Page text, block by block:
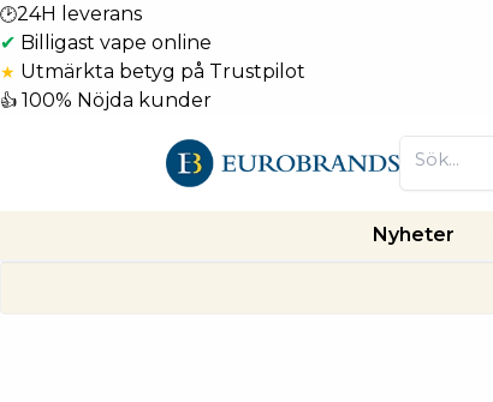
🕑24H leverans
✔ Billigast vape online
★ Utmärkta betyg på Trustpilot
👍 100% Nöjda kunder
Nyheter